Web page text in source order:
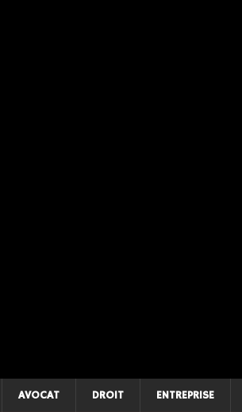
AVOCAT DROIT ENTREPRISE